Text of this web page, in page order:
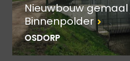
Nieuwbouw
Binnenpolder
OSDORP